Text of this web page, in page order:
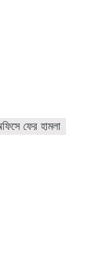
ফের হামলা